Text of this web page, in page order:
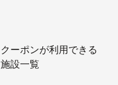
クーポンが利用できる
施設一覧